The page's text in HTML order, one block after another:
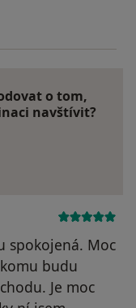
o tom,
navštívit?
spokojená. Moc
budu
Je moc